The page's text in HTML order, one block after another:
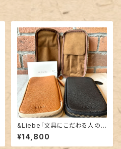
&Liebe「文具にこだわる人の
ジップペンケース（ぺブルヌメ
革）」／3本差し
¥14,800